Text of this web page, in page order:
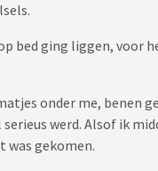
bed ging liggen, voor
onder me, benen
werd. Alsof ik
was gekomen.